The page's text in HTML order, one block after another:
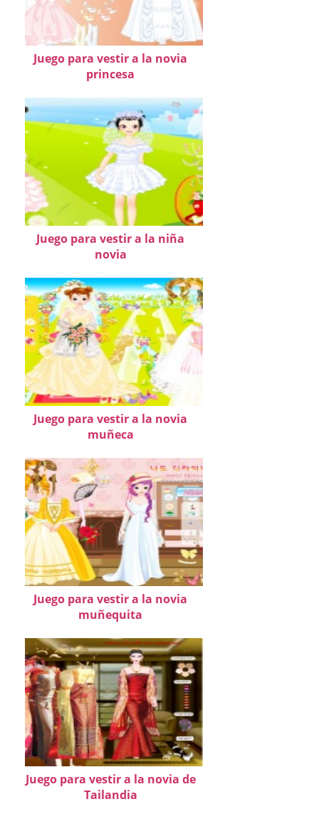
Juego para vestir a la novia
princesa
Juego para vestir a la niña
novia
Juego para vestir a la novia
muñeca
Juego para vestir a la novia
muñequita
Juego para vestir a la novia de
Tailandia